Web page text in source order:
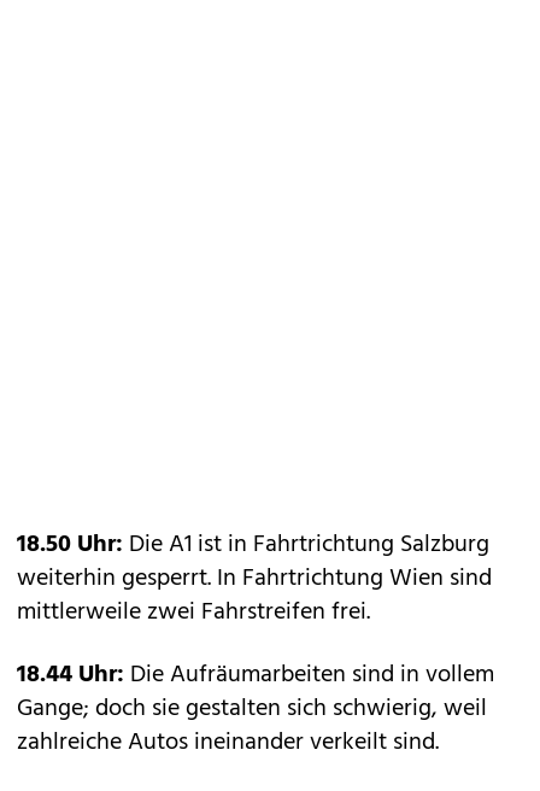
18.50 Uhr: Die A1 ist in Fahrtrichtung Salzburg
weiterhin gesperrt. In Fahrtrichtung Wien sind
mittlerweile zwei Fahrstreifen frei.
18.44 Uhr: Die Aufräumarbeiten sind in vollem
Gange; doch sie gestalten sich schwierig, weil
zahlreiche Autos ineinander verkeilt sind.